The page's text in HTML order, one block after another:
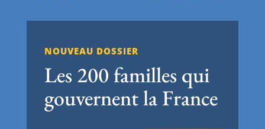
NOUVEAU DOSSIER
Les 200 familles qui
gouvernent la France